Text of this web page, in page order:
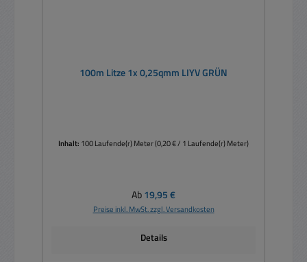
100m Litze 1x 0,25qmm LIYV GRÜN
Inhalt: 100 Laufende(r) Meter(0,20 € / 1 Laufende(r) Meter)
Regulärer Preis:
Ab19,95 €
Preise inkl. MwSt. zzgl. Versandkosten
Details